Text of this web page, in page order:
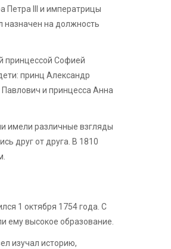
Петра III и императрицы
назначен на должность
принцессой Софией
принц Александр
и принцесса Анна
имели различные взгляды
друг от друга. В 1810
1 октября 1754 года. С
ему высокое образование.
изучал историю,